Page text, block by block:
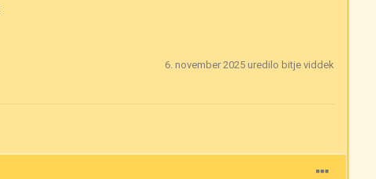
6. november 2025 uredilo bitje viddek